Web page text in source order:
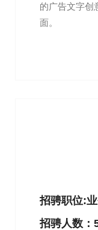
的广告文字创
面。
招骋职位:
招骋人数：